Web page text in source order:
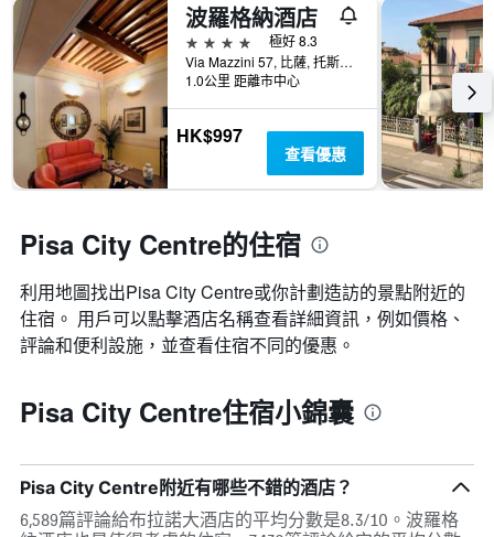
波羅格納酒店
4星級
極好 8.3
Via Mazzini 57, 比薩, 托斯卡尼, 義大利
1.0公里 距離市中心
HK$997
查看優惠
Pisa City Centre的住宿
利用地圖找出Pisa City Centre​​或你計劃造訪的景點附近的
住宿。 用戶可以點擊酒店名稱查看詳細資訊，例如價格、
評論和便利設施，並查看住宿不同的優惠。
Pisa City Centre住宿小錦囊
Pisa City Centre附近有哪些不錯的酒店？
6,589篇評論給布拉諾大酒店的平均分數是8.3/10。波羅格